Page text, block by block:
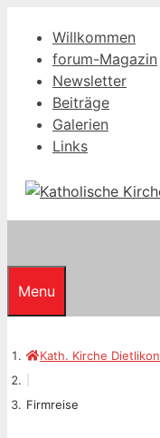
Inhalt
Willkommen
forum-Magazin
Newsletter
Beiträge
Galerien
Links
Menu
Kath. Kirche Dietlikon
Firmreise